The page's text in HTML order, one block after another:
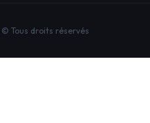
© Tous droits réservés